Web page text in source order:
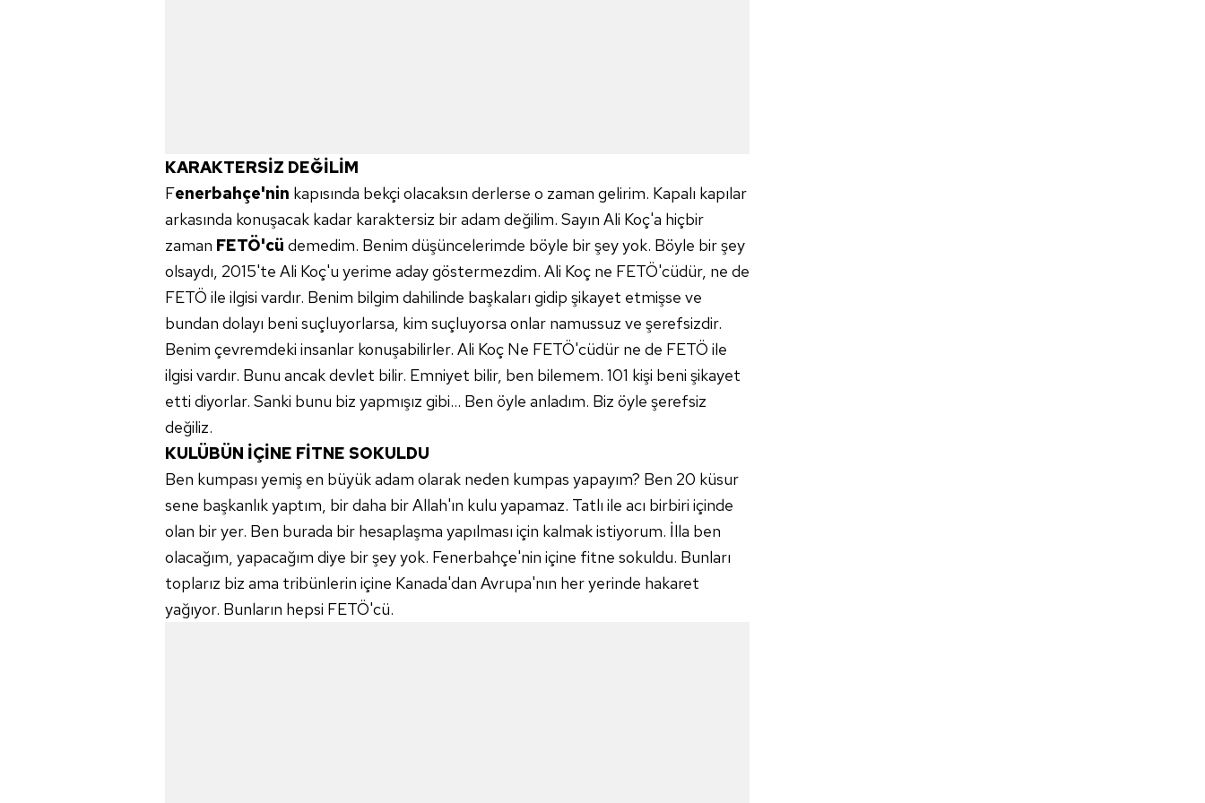
KARAKTERSİZ DEĞİLİM
Fenerbahçe'nin kapısında bekçi olacaksın derlerse o zaman gelirim. Kapalı kapılar
arkasında konuşacak kadar karaktersiz bir adam değilim. Sayın Ali Koç'a hiçbir
zaman FETÖ'cü demedim. Benim düşüncelerimde böyle bir şey yok. Böyle bir şey
olsaydı, 2015'te Ali Koç'u yerime aday göstermezdim. Ali Koç ne FETÖ'cüdür, ne de
FETÖ ile ilgisi vardır. Benim bilgim dahilinde başkaları gidip şikayet etmişse ve
bundan dolayı beni suçluyorlarsa, kim suçluyorsa onlar namussuz ve şerefsizdir.
Benim çevremdeki insanlar konuşabilirler. Ali Koç Ne FETÖ'cüdür ne de FETÖ ile
ilgisi vardır. Bunu ancak devlet bilir. Emniyet bilir, ben bilemem. 101 kişi beni şikayet
etti diyorlar. Sanki bunu biz yapmışız gibi... Ben öyle anladım. Biz öyle şerefsiz
değiliz.
KULÜBÜN İÇİNE FİTNE SOKULDU
Ben kumpası yemiş en büyük adam olarak neden kumpas yapayım? Ben 20 küsur
sene başkanlık yaptım, bir daha bir Allah'ın kulu yapamaz. Tatlı ile acı birbiri içinde
olan bir yer. Ben burada bir hesaplaşma yapılması için kalmak istiyorum. İlla ben
olacağım, yapacağım diye bir şey yok. Fenerbahçe'nin içine fitne sokuldu. Bunları
toplarız biz ama tribünlerin içine Kanada'dan Avrupa'nın her yerinde hakaret
yağıyor. Bunların hepsi FETÖ'cü.